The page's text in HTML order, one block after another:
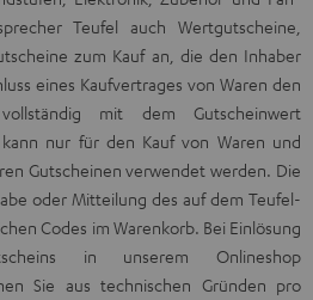
Teufel auch Wertgutscheine,
zum Kauf an, die den Inhaber
eines Kaufvertrages von Waren den
mit dem Gutscheinwert
nur für den Kauf von Waren und
Gutscheinen verwendet werden. Die
oder Mitteilung des auf dem Teufel-
Codes im Warenkorb. Bei Einlösung
in unserem Onlineshop
Sie aus technischen Gründen pro